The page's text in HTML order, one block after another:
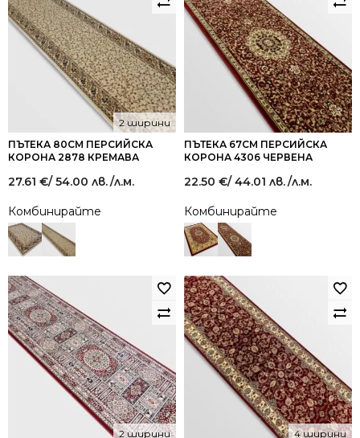
ПЪТЕКА 80СМ ПЕРСИЙСКА
КОРОНА 2878 КРЕМАВА
2 ширини
27.61 €/ 54.00 лв./л.м.
Комбинирайте
ПЪТЕКА 67СМ ПЕРСИЙСКА
КОРОНА 4306 ЧЕРВЕНА
22.50 €/ 44.01 лв./л.м.
Комбинирайте
2 ширини 4 ширини